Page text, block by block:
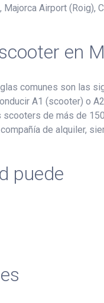
Airport (Roig),
en
comunes son las
A1 (scooter) o
de más de
de alquiler,
puede